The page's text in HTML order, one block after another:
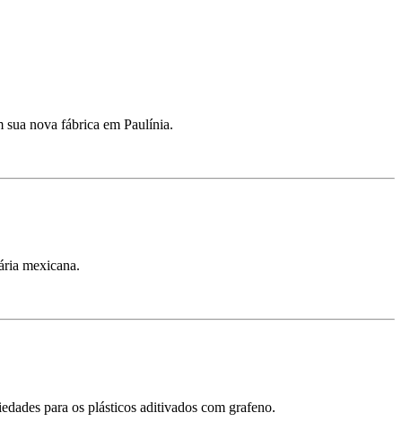
sua nova fábrica em Paulínia.
mexicana.
para os plásticos aditivados com grafeno.